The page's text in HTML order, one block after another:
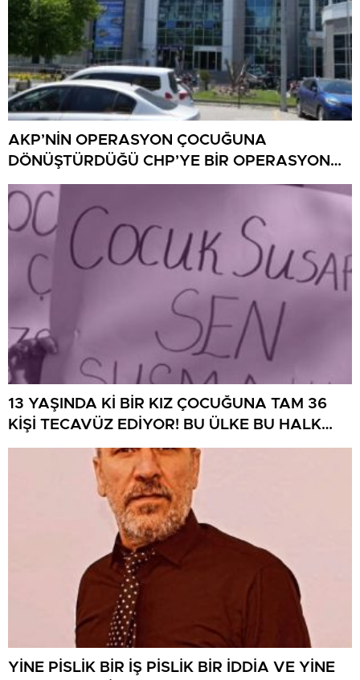
AKP’NİN OPERASYON ÇOCUĞUNA
DÖNÜŞTÜRDÜĞÜ CHP’YE BİR OPERASYON
DAHA!
13 YAŞINDA Kİ BİR KIZ ÇOCUĞUNA TAM 36
KİŞİ TECAVÜZ EDİYOR! BU ÜLKE BU HALK
NEREYE SAVRULDU NASIL SAVRULDU!
YİNE PİSLİK BİR İŞ PİSLİK BİR İDDİA VE YİNE